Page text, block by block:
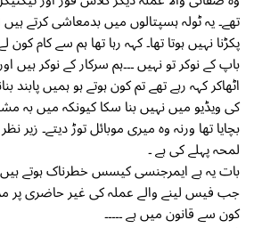
تھے۔ یہ ٹولہ ہسپتالوں میں بدمعاشی کرتے ہیں
پکڑنا نہیں ہوتا تھا۔ کہہ رہا تھا ہم سے کام
باپ کے نوکر تو نہیں ۔۔۔ہم سرکار کے نوکر
اٹھاکر کہہ رہے تھے تم کون ہوتے ہو ہمیں پابند
کی ویڈیو میں نہیں بنا سکا کیونکہ میں بہ
بچایا تھا ورنہ وہ میری موبائل توڑ دیتے۔
لمحہ پہلے کی ہے ۔
بات یہ ہے ایمرجنسی کیسس خطرناک ہوتے ہیں
جب فیس لینے والے عملہ کی غیر حاضری پر
کون سے قانون میں ہے ۔۔۔۔۔